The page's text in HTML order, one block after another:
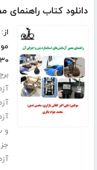
دانلود کتاب راهنمای
از:
۳۰ صفحه
و